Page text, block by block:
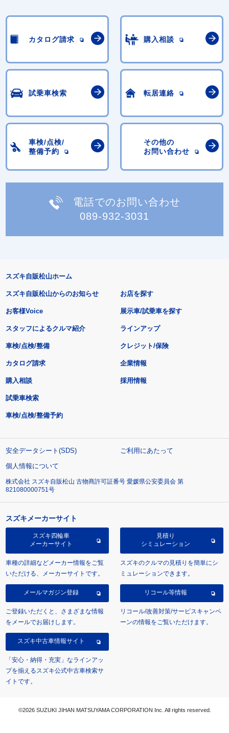
カタログ請求 購入相談
試乗車検索 転居連絡
車検/点検/
整備予約
その他の
お問い合わせ
電話でのお問い合わせ
089-932-3031
スズキ自販松山ホーム
スズキ自販松山からのお知らせ
お客様Voice
スタッフによるクルマ紹介
お店を探す
展示車/試乗車を探す
ラインアップ
車検/点検/整備 クレジット/保険
カタログ請求
購入相談
試乗車検索
車検/点検/整備予約
企業情報
採用情報
安全データシート(SDS)
ご利用にあたって
個人情報について
株式会社 スズキ自販松山 古物商許可証番号 愛媛県公安委員会 第
821080000751号
スズキメーカーサイト
スズキ四輪車
メーカーサイト
車種の詳細などメーカー情報をご覧
いただける、メーカーサイトです。
見積り
シミュレーション
スズキのクルマの見積りを簡単にシ
ミュレーションできます。
メールマガジン登録
ご登録いただくと、さまざまな情報
をメールでお届けします。
リコール等情報
リコール/改善対策/サービスキャンペ
ーンの情報をご覧いただけます。
スズキ中古車情報サイト
「安心・納得・充実」なラインアッ
プを揃えるスズキ公式中古車検索サ
イトです。
©2026 SUZUKI JIHAN MATSUYAMA CORPORATION Inc. All rights reserved.